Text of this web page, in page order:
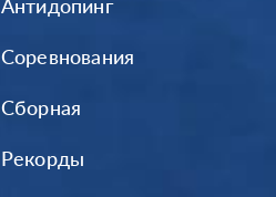
Антидопинг
Соревнования
Сборная
Рекорды